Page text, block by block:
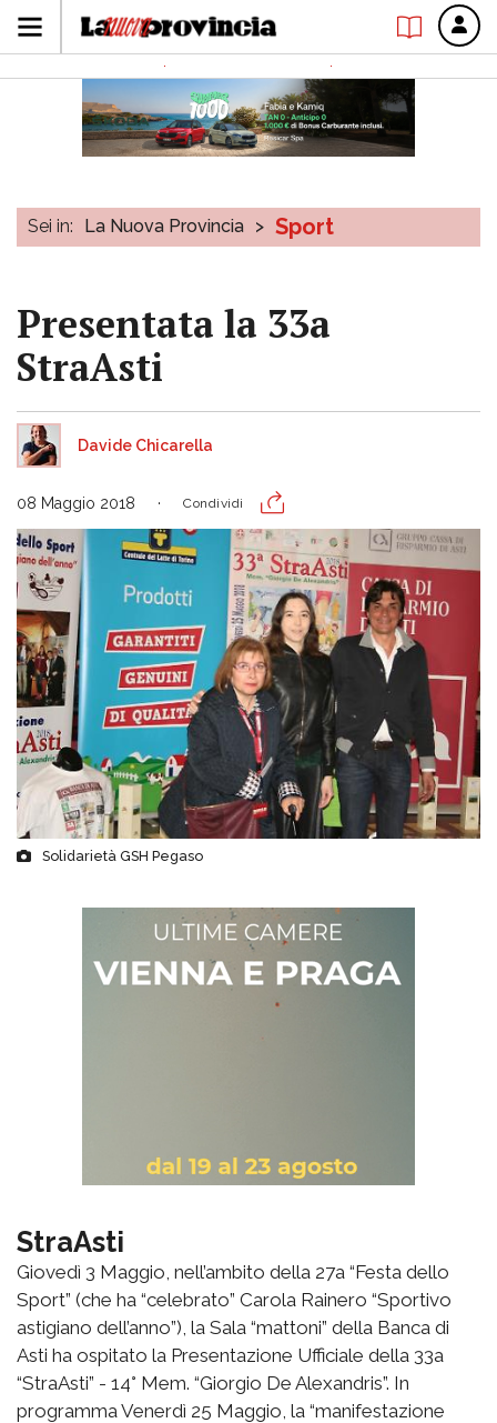
Sei in: La Nuova Provincia > Sport
Presentata la 33a
StraAsti
Davide Chicarella
08 Maggio 2018 Condividi
Solidarietà GSH Pegaso
StraAsti
Giovedì 3 Maggio, nell’ambito della 27a “Festa dello
Sport” (che ha “celebrato” Carola Rainero “Sportivo
astigiano dell’anno”), la Sala “mattoni” della Banca di
Asti ha ospitato la Presentazione Ufficiale della 33a
“StraAsti” - 14° Mem. “Giorgio De Alexandris”. In
programma Venerdì 25 Maggio, la “manifestazione